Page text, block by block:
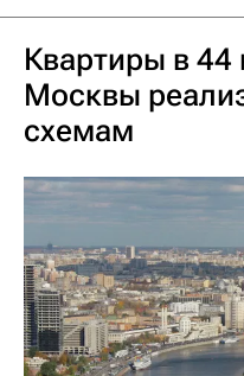
Квартиры в 44
Москвы
схемам